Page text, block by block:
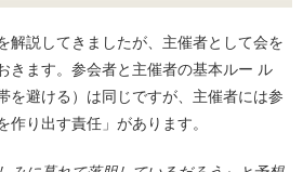
解説してきましたが、主催者として会を
きます。参会者と主催者の基本ルー ル
を避ける）は同じですが、主催者には参
り出す責任」があります。